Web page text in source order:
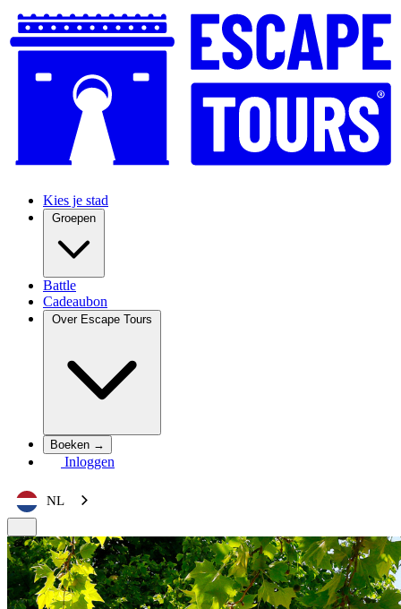
Kies je stad
Groepen
Battle
Cadeaubon
Over Escape Tours
Boeken →
Inloggen
NL